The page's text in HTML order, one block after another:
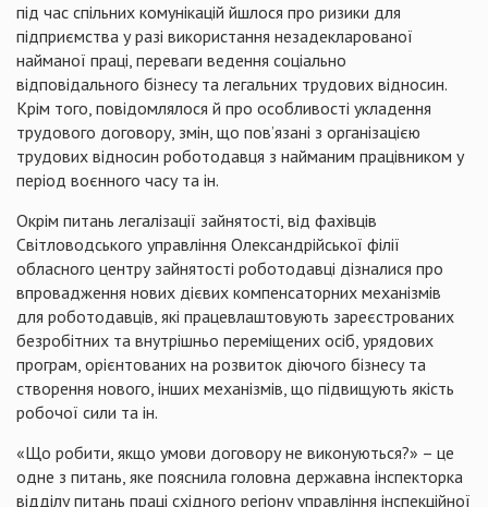
під час спільних комунікацій йшлося про ризики для
підприємства у разі використання незадекларованої
найманої праці, переваги ведення соціально
відповідального бізнесу та легальних трудових відносин.
Крім того, повідомлялося й про особливості укладення
трудового договору, змін, що пов’язані з організацією
трудових відносин роботодавця з найманим працівником у
період воєнного часу та ін.
Окрім питань легалізації зайнятості, від фахівців
Світловодського управління Олександрійської філії
обласного центру зайнятості роботодавці дізналися про
впровадження нових дієвих компенсаторних механізмів
для роботодавців, які працевлаштовують зареєстрованих
безробітних та внутрішньо переміщених осіб, урядових
програм, орієнтованих на розвиток діючого бізнесу та
створення нового, інших механізмів, що підвищують якість
робочої сили та ін.
«Що робити, якщо умови договору не виконуються?» – це
одне з питань, яке пояснила головна державна інспекторка
відділу питань праці східного регіону управління інспекційної